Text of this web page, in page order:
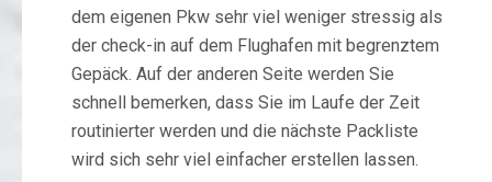
dem eigenen Pkw sehr viel weniger stressig als
der check-in auf dem Flughafen mit begrenztem
Gepäck. Auf der anderen Seite werden Sie
schnell bemerken, dass Sie im Laufe der Zeit
routinierter werden und die nächste Packliste
wird sich sehr viel einfacher erstellen lassen.